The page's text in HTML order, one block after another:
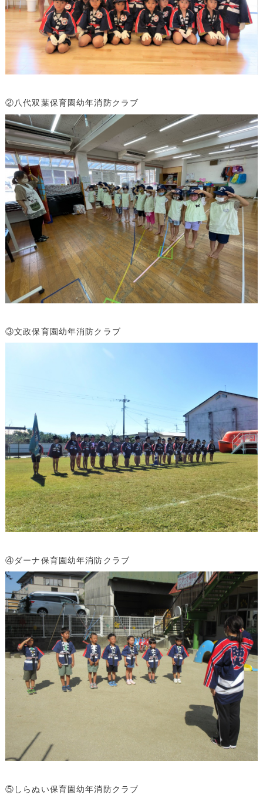
②八代双葉保育園幼年消防クラブ
③文政保育園幼年消防クラブ
④ダーナ保育園幼年消防クラブ
⑤しらぬい保育園幼年消防クラブ